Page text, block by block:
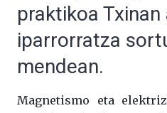
praktikoa
iparrorratza
mendean.
Magnetismo eta